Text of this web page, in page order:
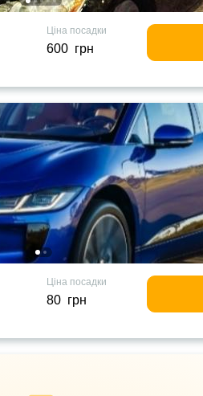
Ціна посадки
600 грн
Ціна посадки
80 грн